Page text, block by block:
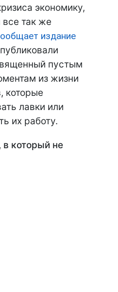
экономику,
так же
издание
пустым
из жизни
которые
лавки или
их работу.
который не